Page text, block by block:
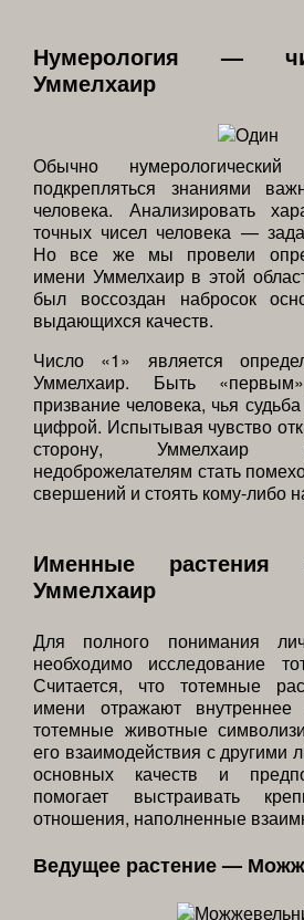
Нумерология —
Уммелхаир
Обычно
подкрепляться знаниями
человека. Анализировать
точных чисел человека —
Но все же мы провели
имени Уммелхаир в этой
был воссоздан набросок
выдающихся качеств.
Число «1» является
Уммелхаир. Быть
призвание человека, чья
цифрой. Испытывая чувство
сторону, Уммелхаир
недоброжелателям стать
свершений и стоять кому-либо
Именные растения
Уммелхаир
Для полного понимания
необходимо исследование
Считается, что тотемные
имени отражают
тотемные животные
его взаимодействия с
основных качеств и
помогает выстраивать
отношения, наполненные
Ведущее растение —